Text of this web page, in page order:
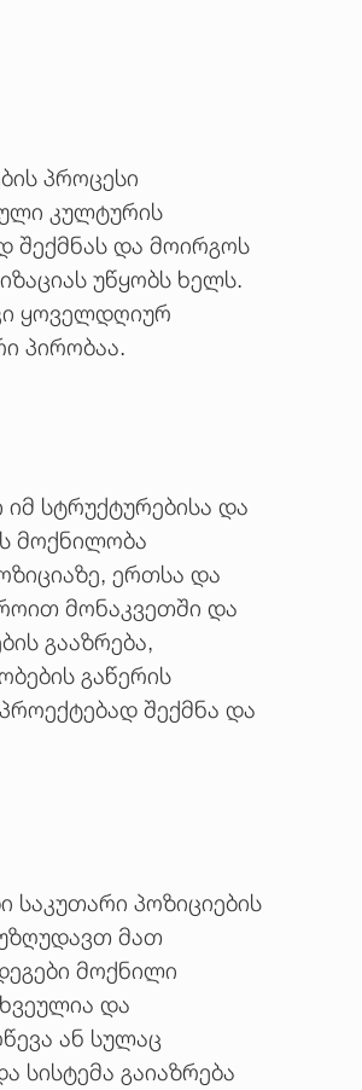
პროცესი
კულტურის
შექმნას და მოირგოს
უწყობს ხელს.
ყოველდღიურ
პირობაა.
სტრუქტურებისა და
მოქნილობა
ერთსა და
მონაკვეთში და
გააზრება,
გაწერის
შექმნა და
საკუთარი პოზიციების
მათ
მოქნილი
და
ან სულაც
სისტემა გაიაზრება